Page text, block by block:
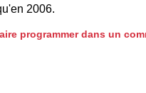
2006.
programmer dans un